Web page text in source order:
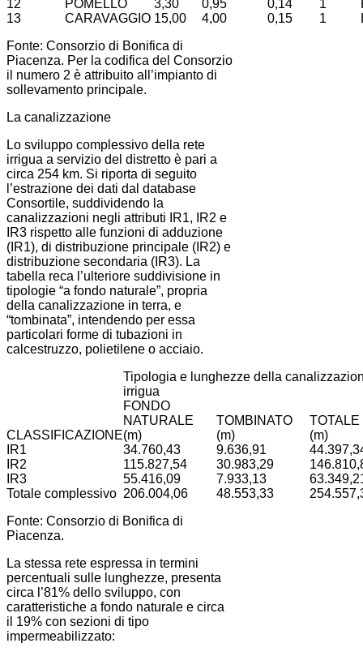
12
POMELLO 3,30 0,95 0,14 1
13
CARAVAGGIO 15,00 4,00 0,15 1
Fonte: Consorzio di Bonifica di
Piacenza. Per la codifica del Consorzio
il numero 2 è attribuito all’impianto di
sollevamento principale.
La canalizzazione
Lo sviluppo complessivo della rete
irrigua a servizio del distretto è pari a
circa 254 km. Si riporta di seguito
l’estrazione dei dati dal database
Consortile, suddividendo la
canalizzazioni negli attributi IR1, IR2 e
IR3 rispetto alle funzioni di adduzione
(IR1), di distribuzione principale (IR2) e
distribuzione secondaria (IR3). La
tabella reca l’ulteriore suddivisione in
tipologie “a fondo naturale”, propria
della canalizzazione in terra, e
“tombinata”, intendendo per essa
particolari forme di tubazioni in
calcestruzzo, polietilene o acciaio.
Tipologia e lunghezze della
irrigua
CLASSIFICAZIONE
FONDO
NATURALE
(m)
TOMBINATO
(m)
TOTALE
(m)
IR1
34.760,43 9.636,91
IR2
115.827,54 30.983,29
IR3
55.416,09 7.933,13
Totale complessivo 206.004,06 48.553,33
Fonte: Consorzio di Bonifica di
Piacenza.
La stessa rete espressa in termini
percentuali sulle lunghezze, presenta
circa l’81% dello sviluppo, con
caratteristiche a fondo naturale e circa
il 19% con sezioni di tipo
impermeabilizzato: